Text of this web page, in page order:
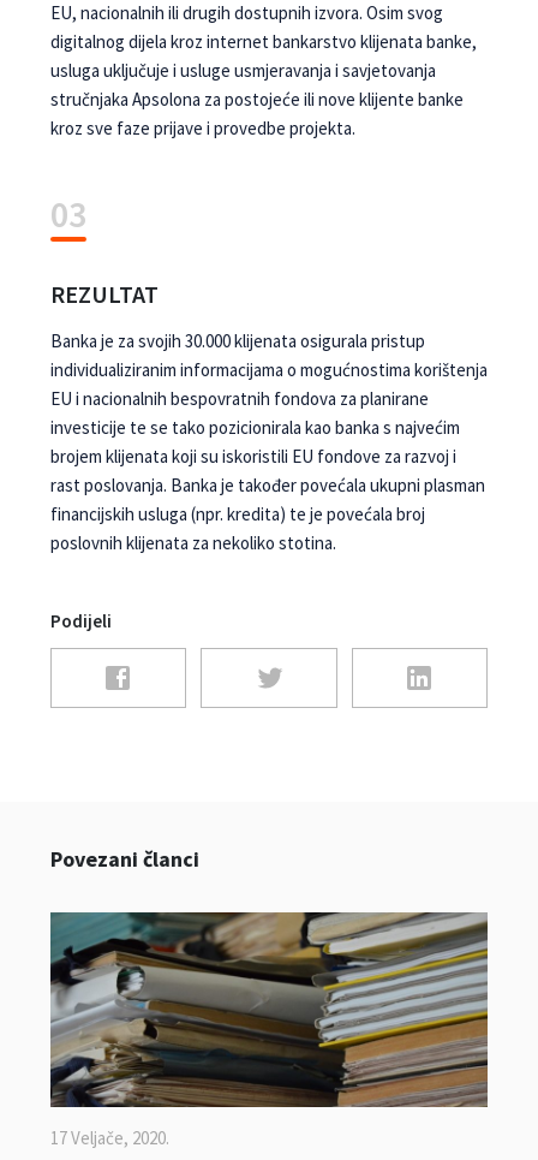
EU, nacionalnih ili drugih dostupnih izvora. Osim svog
digitalnog dijela kroz internet bankarstvo klijenata banke,
usluga uključuje i usluge usmjeravanja i savjetovanja
stručnjaka Apsolona za postojeće ili nove klijente banke
kroz sve faze prijave i provedbe projekta.
03
REZULTAT
Banka je za svojih 30.000 klijenata osigurala pristup
individualiziranim informacijama o mogućnostima korištenja
EU i nacionalnih bespovratnih fondova za planirane
investicije te se tako pozicionirala kao banka s najvećim
brojem klijenata koji su iskoristili EU fondove za razvoj i
rast poslovanja. Banka je također povećala ukupni plasman
financijskih usluga (npr. kredita) te je povećala broj
poslovnih klijenata za nekoliko stotina.
Podijeli
Povezani članci
17 Veljače, 2020.